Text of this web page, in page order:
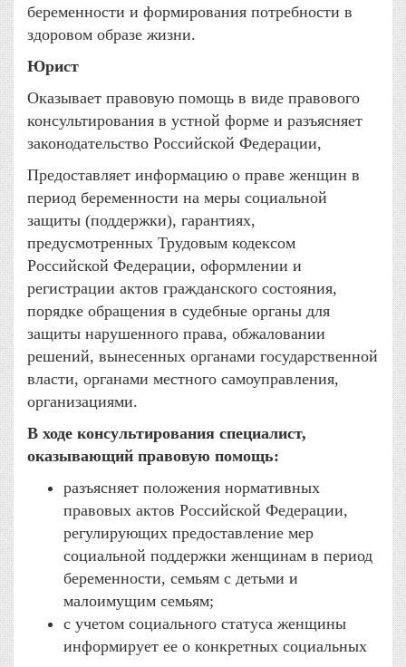
беременности и формирования потребности в
здоровом образе жизни.
Юрист
Оказывает правовую помощь в виде правового
консультирования в устной форме и разъясняет
законодательство Российской Федерации,
Предоставляет информацию о праве женщин в
период беременности на меры социальной
защиты (поддержки), гарантиях,
предусмотренных Трудовым кодексом
Российской Федерации, оформлении и
регистрации актов гражданского состояния,
порядке обращения в судебные органы для
защиты нарушенного права, обжаловании
решений, вынесенных органами государственной
власти, органами местного самоуправления,
организациями.
В ходе консультирования специалист,
оказывающий правовую помощь:
разъясняет положения нормативных
правовых актов Российской Федерации,
регулирующих предоставление мер
социальной поддержки женщинам в период
беременности, семьям с детьми и
малоимущим семьям;
с учетом социального статуса женщины
информирует ее о конкретных социальных